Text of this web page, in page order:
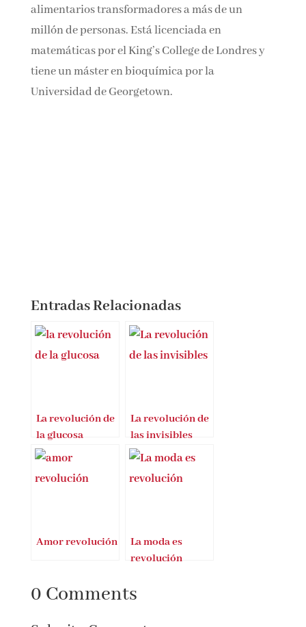
@GlucoseGoddess, donde enseña hábitos
alimentarios transformadores a más de un
millón de personas. Está licenciada en
matemáticas por el King’s College de Londres y
tiene un máster en bioquímica por la
Entradas Relacionadas
La revolución de
la glucosa
La revolución de
las invisibles
La moda es